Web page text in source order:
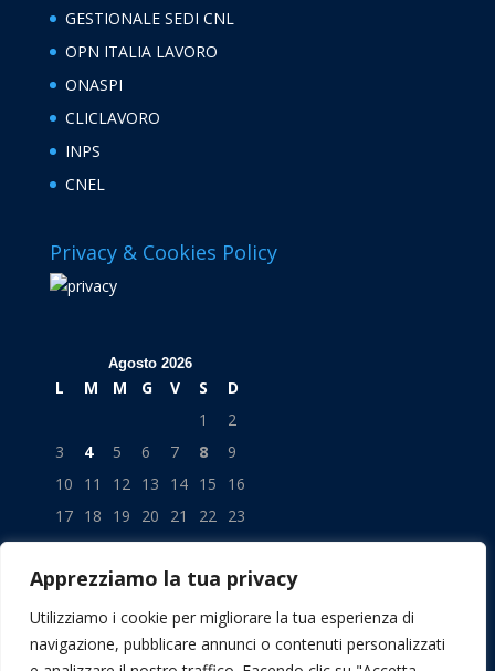
Apprezziamo la tua privacy
Utilizziamo i cookie per migliorare la tua esperienza di
navigazione, pubblicare annunci o contenuti personalizzati
GESTIONALE SEDI CNL
OPN ITALIA LAVORO
ONASPI
CLICLAVORO
INPS
CNEL
Privacy & Cookies Policy
Agosto 2026
L M M G V S
D
1
2
3
4 5 6 7 8
9
10
11 12 13 14 15
16
17 18 19 20 21 22 23
24 25 26 27 28 29 30
31
« Lug